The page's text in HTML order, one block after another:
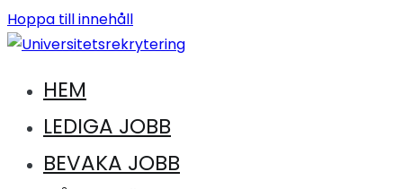
Hoppa till innehåll
Universitetsrekrytering
Jobb inom universitet och högskola
HEM
LEDIGA JOBB
BEVAKA JOBB